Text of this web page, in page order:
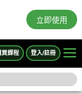
立即使用
買課程 登入/註冊